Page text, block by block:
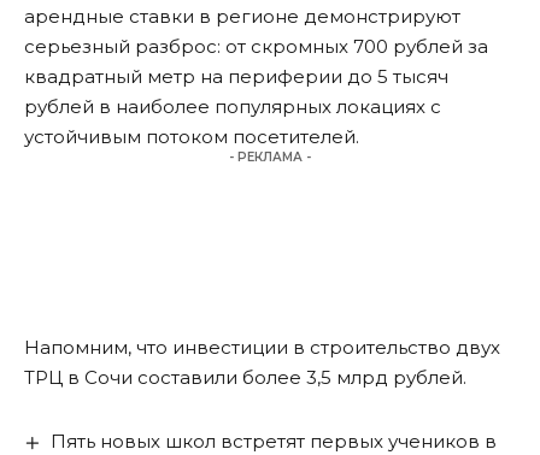
арендные ставки в регионе демонстрируют
серьезный разброс: от скромных 700 рублей за
квадратный метр на периферии до 5 тысяч
рублей в наиболее популярных локациях с
устойчивым потоком посетителей.
- РЕКЛАМА -
Напомним, что инвестиции в строительство двух
ТРЦ в Сочи составили более 3,5 млрд рублей.
Пять новых школ встретят первых учеников в